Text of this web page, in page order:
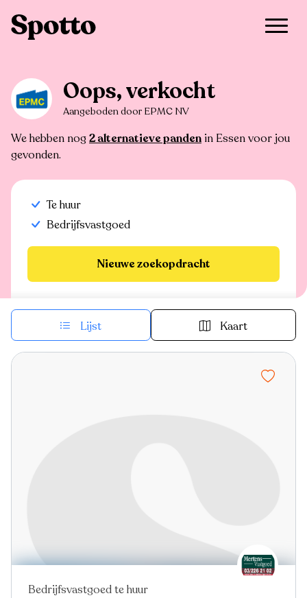
Oops, verkocht
Aangeboden door EPMC NV
We hebben nog2 alternatieve panden in Essen voor jou
gevonden.
Te huur
Bedrijfsvastgoed
Nieuwe zoekopdracht
Lijst Kaart
Bedrijfsvastgoed te huur